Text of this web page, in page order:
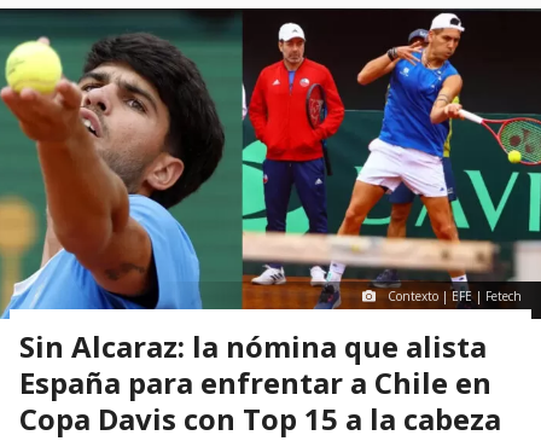
Contexto | EFE | Fetech
Sin Alcaraz: la nómina que alista
España para enfrentar a Chile en
Copa Davis con Top 15 a la cabeza